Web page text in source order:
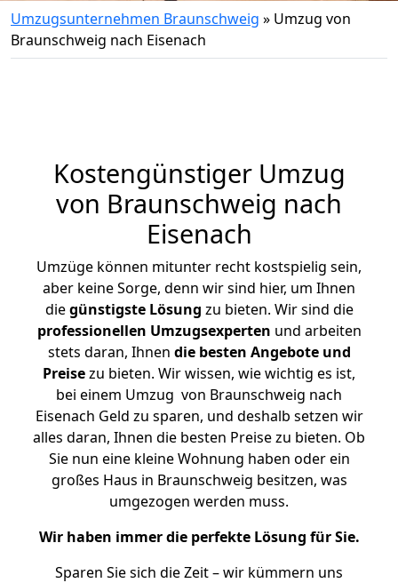
Umzugsunternehmen Braunschweig » Umzug von
Braunschweig nach Eisenach
Kostengünstiger Umzug
von Braunschweig nach
Eisenach
Umzüge können mitunter recht kostspielig sein,
aber keine Sorge, denn wir sind hier, um Ihnen
diegünstigste Lösung zu bieten. Wir sind die
professionellen Umzugsexperten und arbeiten
stets daran, Ihnen die besten Angebote und
Preisezu bieten. Wir wissen, wie wichtig es ist,
bei einem Umzug von Braunschweig nach
Eisenach Geld zu sparen, und deshalb setzen wir
alles daran, Ihnen die besten Preise zu bieten. Ob
Sie nun eine kleine Wohnung haben oder ein
großes Haus in Braunschweig besitzen, was
umgezogen werden muss.
Wir haben immer die perfekte Lösung für Sie.
Sparen Sie sich die Zeit – wir kümmern uns